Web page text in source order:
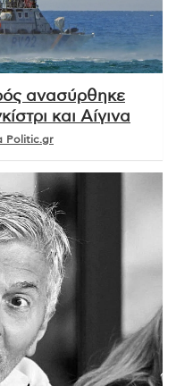
ανασύρθηκε
και Αίγινα
Politic.gr